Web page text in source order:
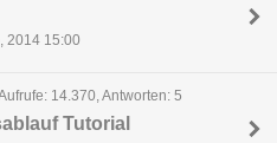
2014 15:00
14.370, Antworten: 5
Tutorial